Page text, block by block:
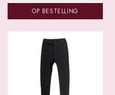
OP BESTELLING